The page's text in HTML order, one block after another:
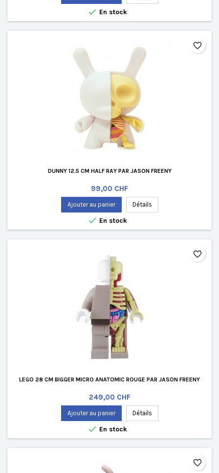
 En stock
DUNNY 12.5 CM HALF RAY PAR JASON FREENY
Prix
99,00 CHF
Ajouter au panier Détails
 En stock
favorite_border
LEGO 28 CM BIGGER MICRO ANATOMIC ROUGE PAR JASON FREENY
Prix
249,00 CHF
Ajouter au panier Détails
 En stock
favorite_border
favorite_border